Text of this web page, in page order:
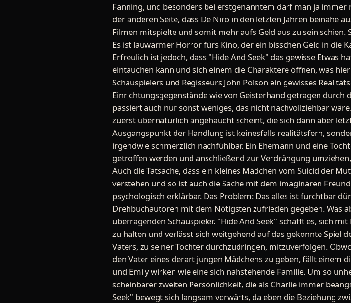
Fanning, und besonders bei erstgenanntem darf man ja
der anderen Seite, dass De Niro in den letzten Jahren beinahe
Filmen mitspielte und somit mehr aufs Geld aus zu sein schien.
Es ist lauwarmer Horror fürs Kino, der ein bisschen Geld in die
Erfreulich ist jedoch, dass "Hide And Seek" das gewisse Etwas
eintauchen kann und sich einem die Charaktere öffnen, was
Schauspielers und Regisseurs John Polson ein gewisses
Einrichtungsgegenstände wie von Geisterhand getragen durch
passiert auch nur sonst weniges, das nicht nachvollziehbar
zuerst übernatürlich angehaucht scheint, die sich dann aber
Ausgangspunkt der Handlung ist keinesfalls realitätsfern,
irgendwie schmerzlich nachfühlbar. Ein Ehemann und eine
getroffen werden und anschließend zur Verdrängung
Auch die Tatsache, dass ein kleines Mädchen vom Suicid der
verstehen und so ist auch die Sache mit dem imaginären
psychologisch erklärbar. Das Problem: Das alles ist furchtbar
Drehbuchautoren mit dem Nötigsten zufrieden gegeben. Was
überragenden Schauspieler. "Hide And Seek" schafft es, sich
zu halten und verlässt sich weitgehend auf das gekonnte Spiel
Vaters, zu seiner Tochter durchzudringen, mitzuverfolgen.
den Vater eines derart jungen Mädchens zu geben, fällt einem
und Emily wirken wie eine sich nahstehende Familie. Um so
scheinbarer zweiten Persönlichkeit, die als Charlie immer
Seek" bewegt sich langsam vorwärts, da eben die Beziehung